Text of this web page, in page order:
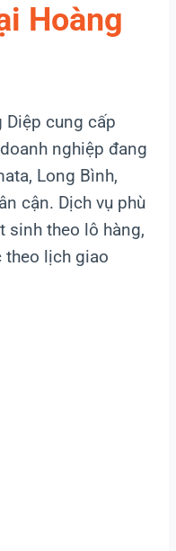
Hoàng
Diệp cung cấp
nghiệp đang
Long Bình,
cận. Dịch vụ phù
sinh theo lô hàng,
theo lịch giao